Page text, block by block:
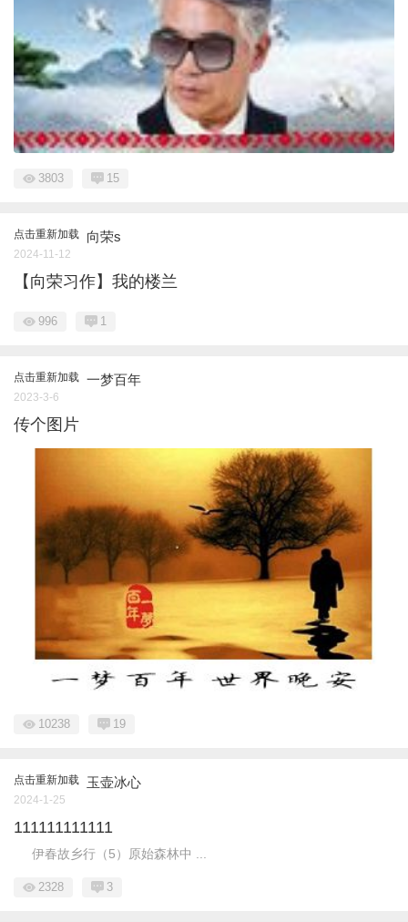
3803 15
点击重新加载 向荣s
2024-11-12
【向荣习作】我的楼兰
996 1
点击重新加载 一梦百年
2023-3-6
传个图片
10238 19
点击重新加载 玉壶冰心
2024-1-25
111111111111
伊春故乡行（5）原始森林中 ...
2328 3